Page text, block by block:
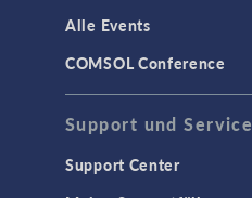
Alle Events
COMSOL Conference
Support und Service
Support Center